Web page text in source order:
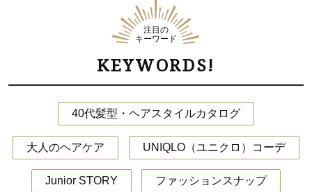
注目の
キーワード
KEYWORDS!
40代髪型・ヘアスタイルカタログ
大人のヘアケア UNIQLO（ユニクロ）コーデ
Junior STORY ファッションスナップ